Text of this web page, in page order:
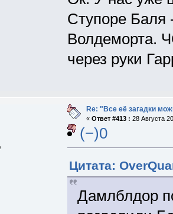
Ступоре Баля
Волдеморта.
через руки
Re: "Все её загадки
« Ответ #413 : 28 Августа
(−)0
Цитата:
Дамлблдор